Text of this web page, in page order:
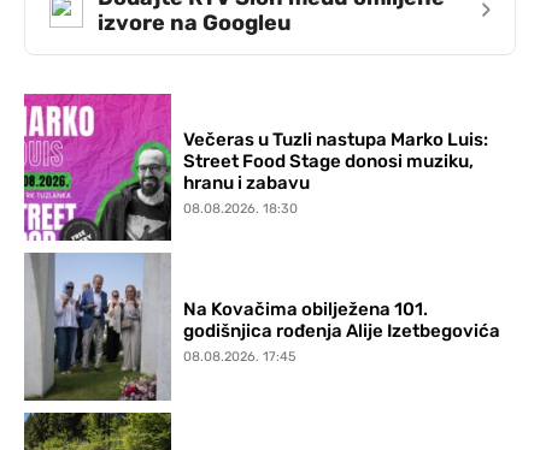
izvore na Googleu
›
Večeras u Tuzli nastupa Marko Luis:
Street Food Stage donosi muziku,
hranu i zabavu
08.08.2026. 18:30
Na Kovačima obilježena 101.
godišnjica rođenja Alije Izetbegovića
08.08.2026. 17:45